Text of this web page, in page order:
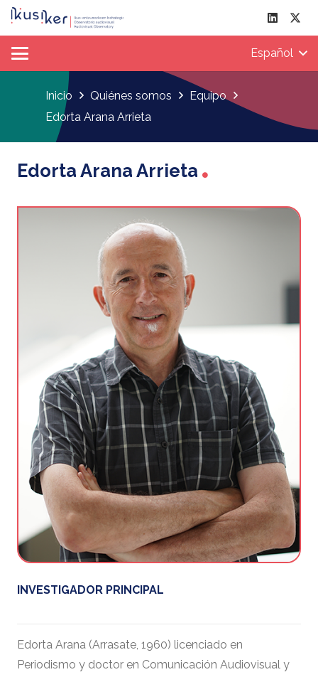
Español
Inicio Quiénes somos
Equipo
Edorta Arana Arrieta
Edorta Arana Arrieta
INVESTIGADOR PRINCIPAL
Edorta Arana (Arrasate, 1960) licenciado en
Periodismo y doctor en Comunicación Audiovisual y